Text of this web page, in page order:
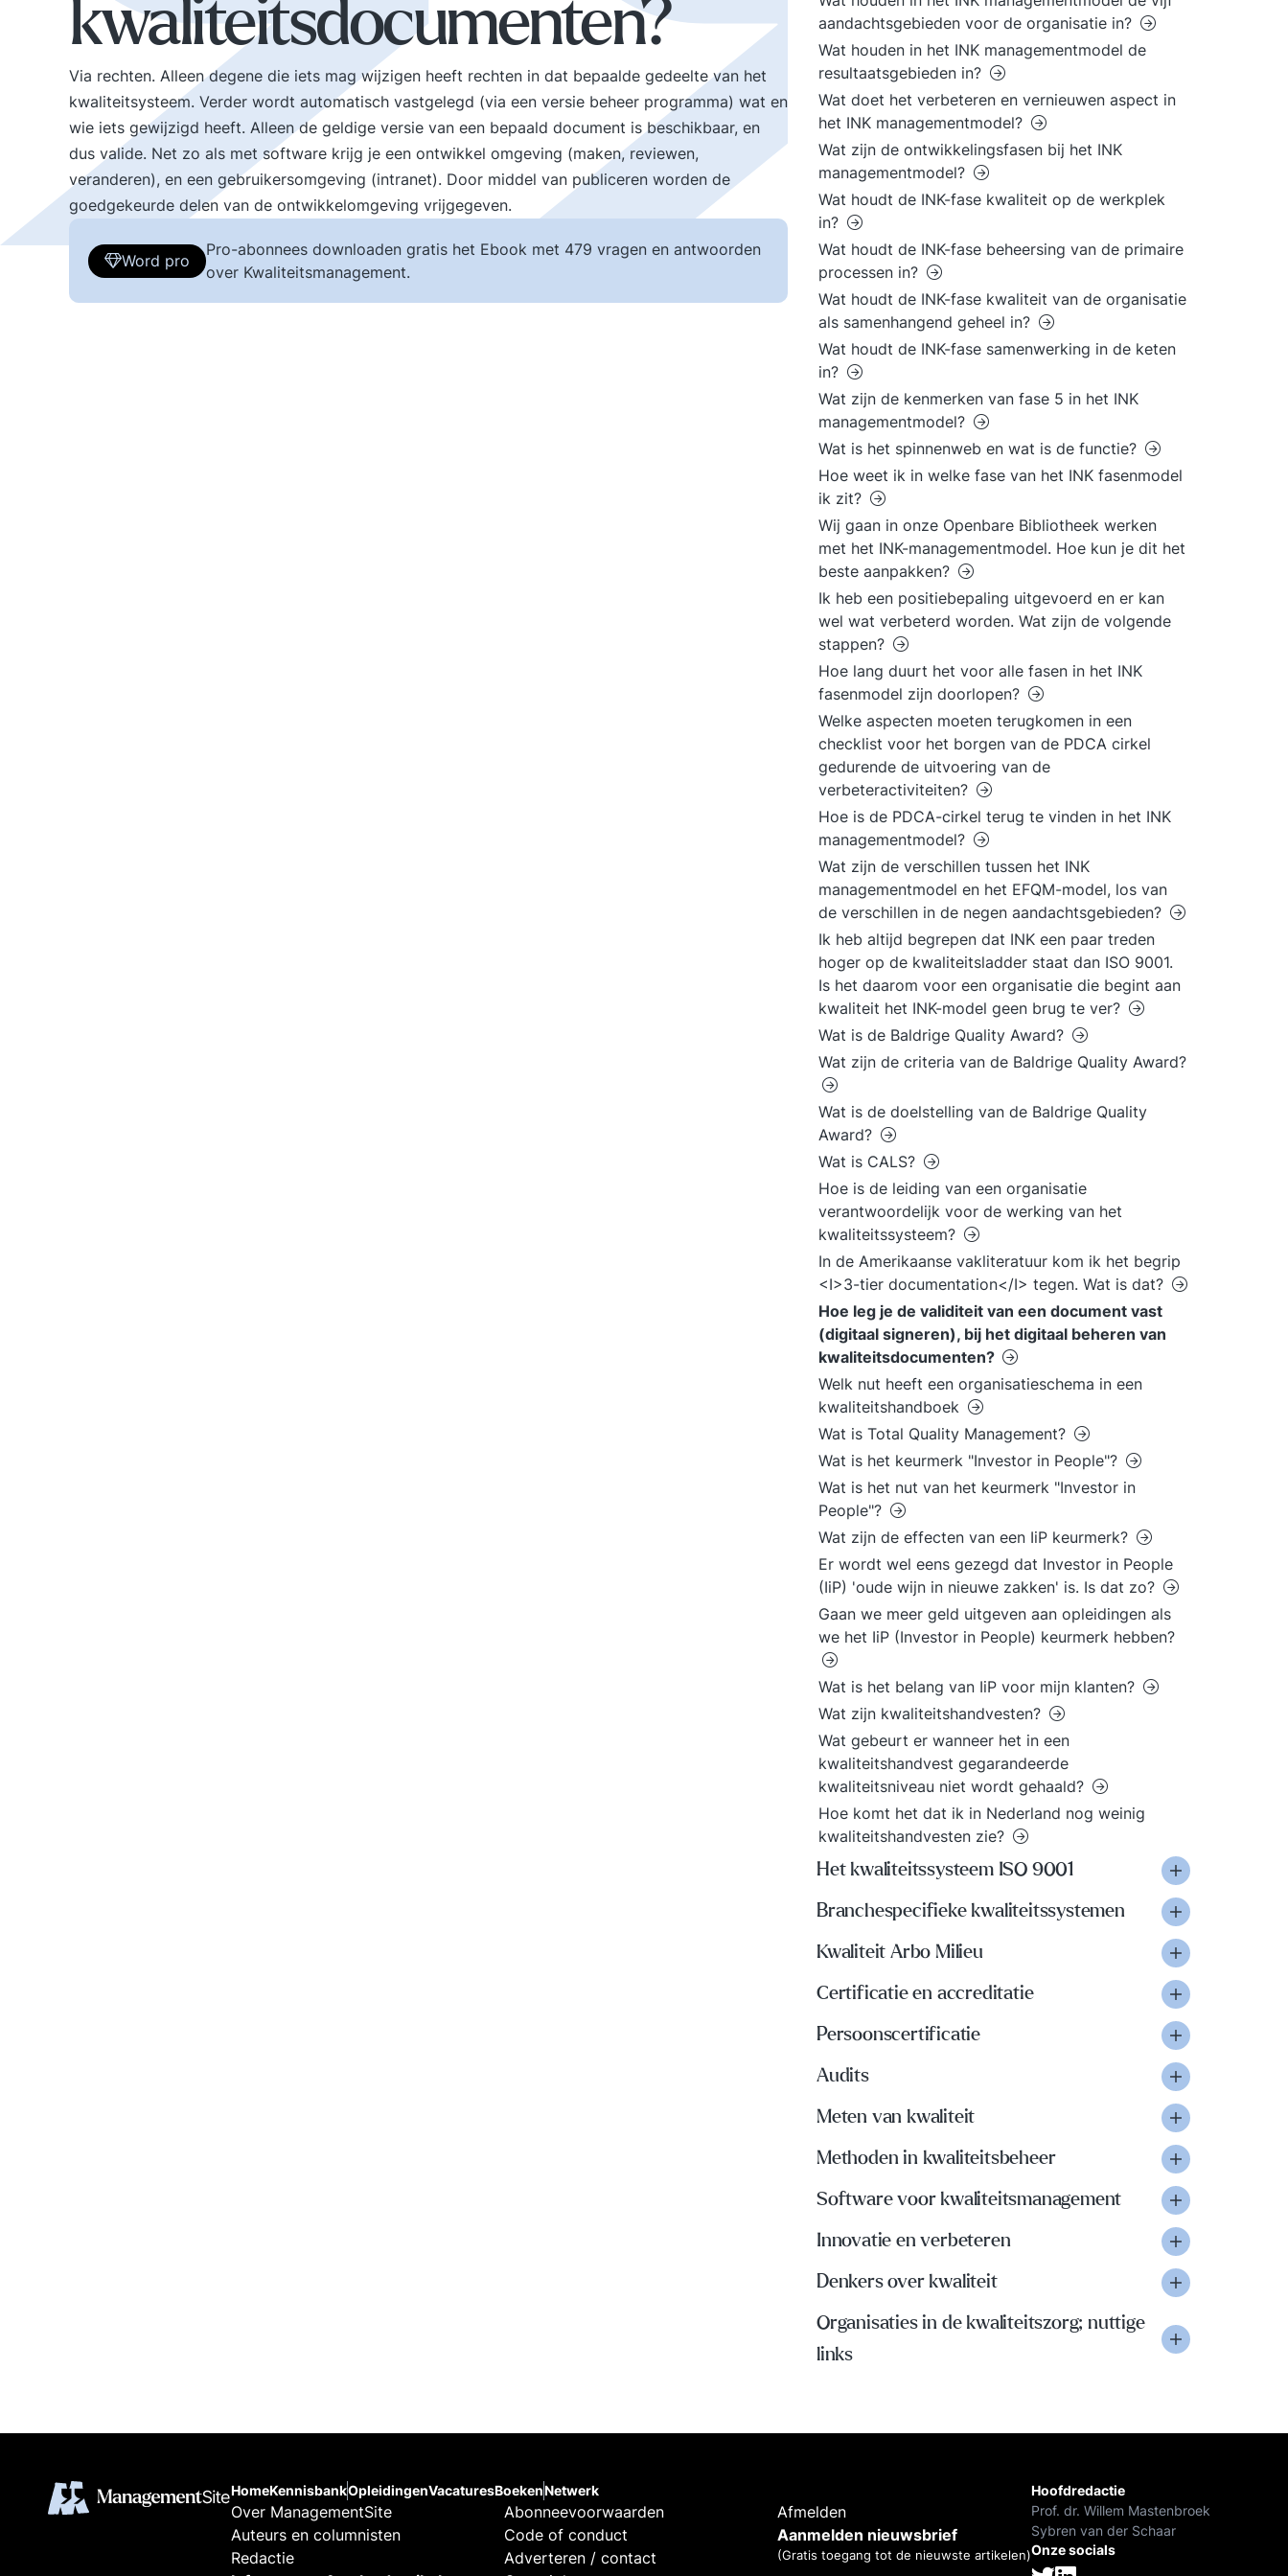
kwaliteitsdocumenten?
Via rechten. Alleen degene die iets mag wijzigen heeft rechten in dat bepaalde gedeelte van het
kwaliteitsysteem. Verder wordt automatisch vastgelegd (via een versie beheer programma) wat en
wie iets gewijzigd heeft. Alleen de geldige versie van een bepaald document is beschikbaar, en
dus valide. Net zo als met software krijg je een ontwikkel omgeving (maken, reviewen,
veranderen), en een gebruikersomgeving (intranet). Door middel van publiceren worden de
goedgekeurde delen van de ontwikkelomgeving vrijgegeven.
Word pro
Pro-abonnees downloaden gratis het Ebook met 479 vragen en antwoorden
over Kwaliteitsmanagement.
aandachtsgebieden voor de organisatie in?
Wat houden in het INK managementmodel de
resultaatsgebieden in?
Wat doet het verbeteren en vernieuwen aspect in
het INK managementmodel?
Wat zijn de ontwikkelingsfasen bij het INK
managementmodel?
Wat houdt de INK-fase kwaliteit op de werkplek
in?
Wat houdt de INK-fase beheersing van de primaire
processen in?
Wat houdt de INK-fase kwaliteit van de organisatie
als samenhangend geheel in?
Wat houdt de INK-fase samenwerking in de keten
in?
Wat zijn de kenmerken van fase 5 in het INK
managementmodel?
Wat is het spinnenweb en wat is de functie?
Hoe weet ik in welke fase van het INK fasenmodel
ik zit?
Wij gaan in onze Openbare Bibliotheek werken
met het INK-managementmodel. Hoe kun je dit het
beste aanpakken?
Ik heb een positiebepaling uitgevoerd en er kan
wel wat verbeterd worden. Wat zijn de volgende
stappen?
Hoe lang duurt het voor alle fasen in het INK
fasenmodel zijn doorlopen?
Welke aspecten moeten terugkomen in een
checklist voor het borgen van de PDCA cirkel
gedurende de uitvoering van de
verbeteractiviteiten?
Hoe is de PDCA-cirkel terug te vinden in het INK
managementmodel?
Wat zijn de verschillen tussen het INK
managementmodel en het EFQM-model, los van
de verschillen in de negen aandachtsgebieden?
Ik heb altijd begrepen dat INK een paar treden
hoger op de kwaliteitsladder staat dan ISO 9001.
Is het daarom voor een organisatie die begint aan
kwaliteit het INK-model geen brug te ver?
Wat is de Baldrige Quality Award?
Wat zijn de criteria van de Baldrige Quality Award?
Wat is de doelstelling van de Baldrige Quality
Award?
Wat is CALS?
Hoe is de leiding van een organisatie
verantwoordelijk voor de werking van het
kwaliteitssysteem?
In de Amerikaanse vakliteratuur kom ik het begrip
<I>3-tier documentation</I> tegen. Wat is dat?
Hoe leg je de validiteit van een document vast
(digitaal signeren), bij het digitaal beheren van
kwaliteitsdocumenten?
Welk nut heeft een organisatieschema in een
kwaliteitshandboek
Wat is Total Quality Management?
Wat is het keurmerk "Investor in People"?
Wat is het nut van het keurmerk "Investor in
People"?
Wat zijn de effecten van een IiP keurmerk?
Er wordt wel eens gezegd dat Investor in People
(IiP) 'oude wijn in nieuwe zakken' is. Is dat zo?
Gaan we meer geld uitgeven aan opleidingen als
we het IiP (Investor in People) keurmerk hebben?
Wat is het belang van IiP voor mijn klanten?
Wat zijn kwaliteitshandvesten?
Wat gebeurt er wanneer het in een
kwaliteitshandvest gegarandeerde
kwaliteitsniveau niet wordt gehaald?
Hoe komt het dat ik in Nederland nog weinig
kwaliteitshandvesten zie?
Het kwaliteitssysteem ISO 9001
Branchespecifieke kwaliteitssystemen
Kwaliteit Arbo Milieu
Certificatie en accreditatie
Persoonscertificatie
Audits
Meten van kwaliteit
Methoden in kwaliteitsbeheer
Software voor kwaliteitsmanagement
Innovatie en verbeteren
Denkers over kwaliteit
Organisaties in de kwaliteitszorg; nuttige
links
HomeKennisbankOpleidingenVacaturesBoekenNetwerk
Over ManagementSite
Auteurs en columnisten
Redactie
Abonneevoorwaarden
Code of conduct
Adverteren / contact
Afmelden
Aanmelden nieuwsbrief
(Gratis toegang tot de nieuwste artikelen)
Hoofdredactie
Prof. dr. Willem Mastenbroek
Sybren van der Schaar
Onze socials